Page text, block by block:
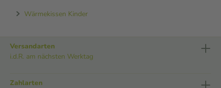
Wärmekissen Kinder
Versandarten
i.d.R. am nächsten Werktag
Zahlarten